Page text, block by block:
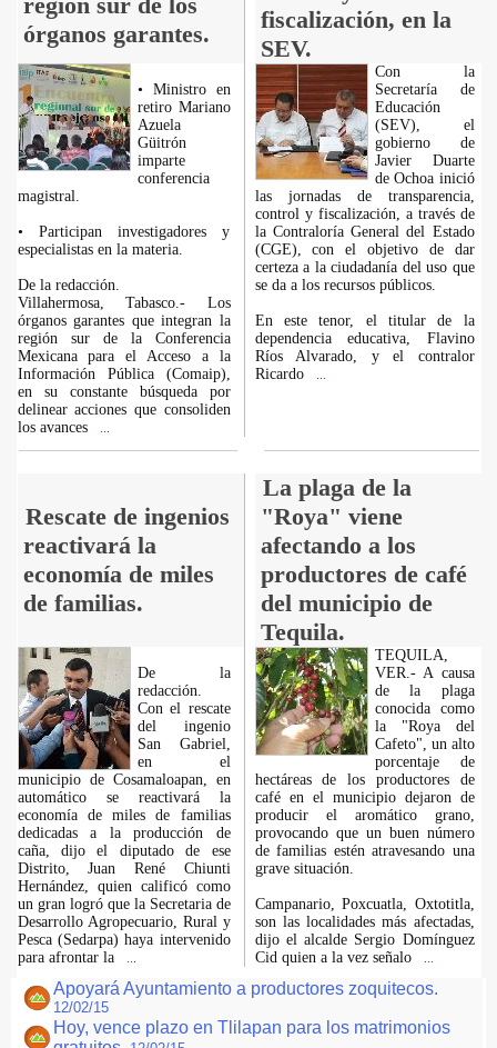
órganos garantes.
fiscalización, en la
SEV.
• Ministro en
retiro Mariano
Azuela
Güitrón
imparte
conferencia
magistral.
• Participan investigadores y
especialistas en la materia.
De la redacción.
Villahermosa, Tabasco.- Los
órganos garantes que integran la
región sur de la Conferencia
Mexicana para el Acceso a la
Información Pública (Comaip),
en su constante búsqueda por
delinear acciones que consoliden
los avances
Con la
Secretaría de
Educación
(SEV), el
gobierno de
Javier Duarte
de Ochoa inició
las jornadas de transparencia,
control y fiscalización, a través de
la Contraloría General del Estado
(CGE), con el objetivo de dar
certeza a la ciudadanía del uso que
se da a los recursos públicos.
En este tenor, el titular de la
dependencia educativa, Flavino
Ríos Alvarado, y el contralor
Ricardo
Rescate de ingenios
reactivará la
economía de miles
de familias.
La plaga de la
"Roya" viene
afectando a los
productores de café
del municipio de
Tequila.
De la
redacción.
Con el rescate
del ingenio
San Gabriel,
en el
municipio de Cosamaloapan, en
automático se reactivará la
economía de miles de familias
dedicadas a la producción de
caña, dijo el diputado de ese
Distrito, Juan René Chiunti
Hernández, quien calificó como
un gran logró que la Secretaria de
Desarrollo Agropecuario, Rural y
Pesca (Sedarpa) haya intervenido
para afrontar la
TEQUILA,
VER.- A causa
de la plaga
conocida como
la "Roya del
Cafeto", un alto
porcentaje de
hectáreas de los productores de
café en el municipio dejaron de
producir el aromático grano,
provocando que un buen número
de familias estén atravesando una
grave situación.
Campanario, Poxcuatla, Oxtotitla,
son las localidades más afectadas,
dijo el alcalde Sergio Domínguez
Cid quien a la vez señalo
Apoyará Ayuntamiento a productores zoquitecos.
12/02/15
Hoy, vence plazo en Tlilapan para los matrimonios